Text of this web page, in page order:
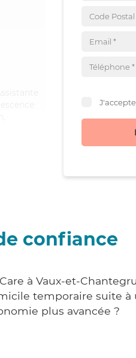
confiance
à Vaux-et-
temporaire suite
plus avancée ?